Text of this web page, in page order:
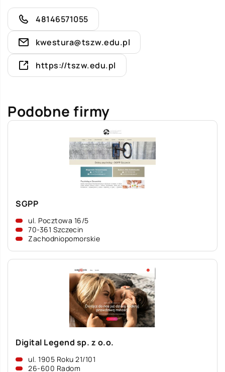
48146571055
kwestura@tszw.edu.pl
https://tszw.edu.pl
Podobne firmy
SGPP
ul. Pocztowa 16/5
70-361 Szczecin
Zachodniopomorskie
Digital Legend sp. z o.o.
ul. 1905 Roku 21/101
26-600 Radom